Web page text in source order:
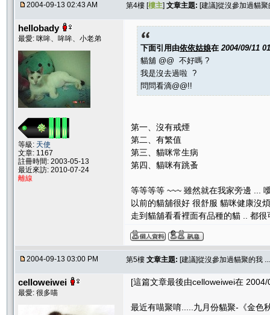
2004-09-13 02:43 AM 第4樓 [樓主] 文章主題: [建議]從沒參加過貓
hellobady
最愛: 咪哞、哞哞、小老弟
等級: 天使
文章: 1167
註冊時間: 2003-05-13
最近來訪: 2010-07-24
離線
下面引用由依依姑娘在 2004/09/11
貓舖 @@ 不好嗎 ?
我是沒去過啦 ?
問問看滴@@!!
第一、沒有戒煙
第二、有繁值
第三、貓咪常生病
第四、貓咪有跳蚤
等等等等 ~~~ 雖然就在我家旁邊 ...
以前的貓舖很好 很舒服 貓咪健康沒
走到貓舖看看裡面有品種的貓 .. 都很
2004-09-13 03:00 PM 第5樓 文章主題: [建議]從沒參加過貓聚的我
celloweiwei
最愛: 很多喵
[這篇文章最後由celloweiwei在
最近有喵聚唷.....九月份貓聚-《金色